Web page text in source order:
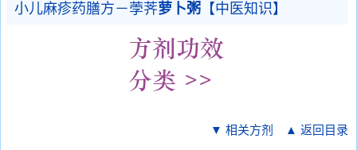
小儿麻疹药膳方－荸荠萝卜粥 【中医知识】
▼ 相关方剂 ▲ 返回目录